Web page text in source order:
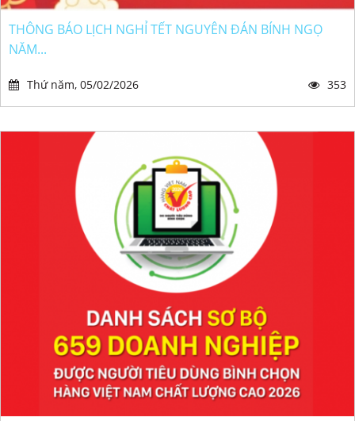
THÔNG BÁO LỊCH NGHỈ TẾT NGUYÊN ĐÁN BÍNH NGỌ
NĂM...
Thứ năm, 05/02/2026 353